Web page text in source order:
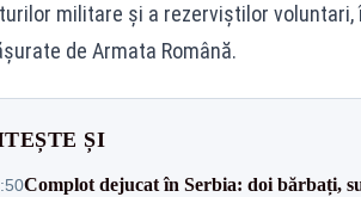
militare și a rezerviștilor
de Armata Română.
ȘI
Complot dejucat în Serbia: doi bărbați,